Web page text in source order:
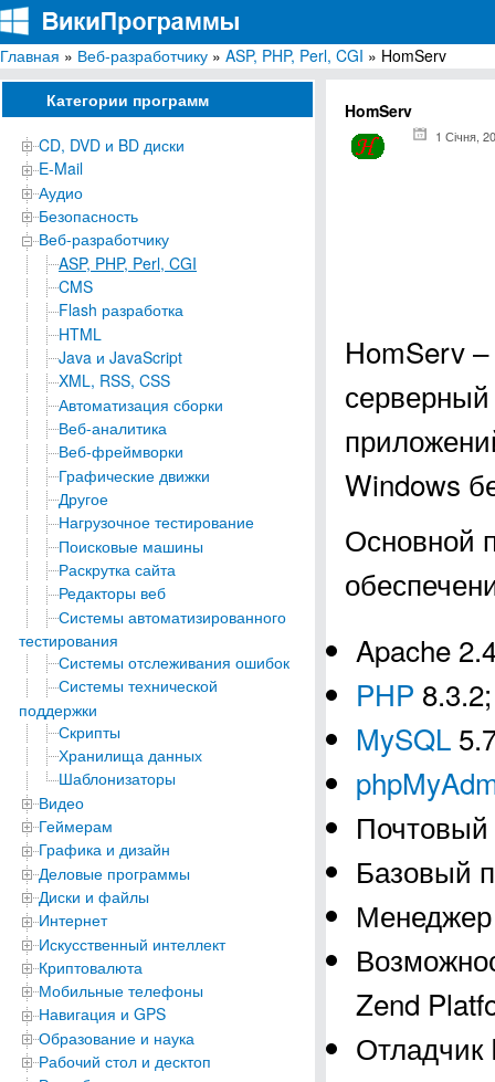
ВикиПрограммы
Энциклопедия бесплатных компьютерных программ для Windows
Главная » Веб-разработчику » ASP, PHP, Perl, CGI » HomServ
Категории программ
CD, DVD и BD диски
E-Mail
Аудио
Безопасность
Веб-разработчику
ASP, PHP, Perl, CGI
CMS
Flash разработка
HTML
Java и JavaScript
XML, RSS, CSS
Автоматизация сборки
Веб-аналитика
Веб-фреймворки
Графические движки
Другое
Нагрузочное тестирование
Поисковые машины
Раскрутка сайта
Редакторы веб
Системы автоматизированного
тестирования
Системы отслеживания ошибок
Системы технической
поддержки
Скрипты
Хранилища данных
Шаблонизаторы
Видео
Геймерам
Графика и дизайн
Деловые программы
Диски и файлы
Интернет
Искусственный интеллект
Криптовалюта
Мобильные телефоны
Навигация и GPS
Образование и наука
Рабочий стол и десктоп
HomServ
1 Січня,
HomServ
Windows
Основной
Apache
PHP 8.3.2;
MySQL
Почтовый
Базовый
Менеджер
Zend
Отладчик